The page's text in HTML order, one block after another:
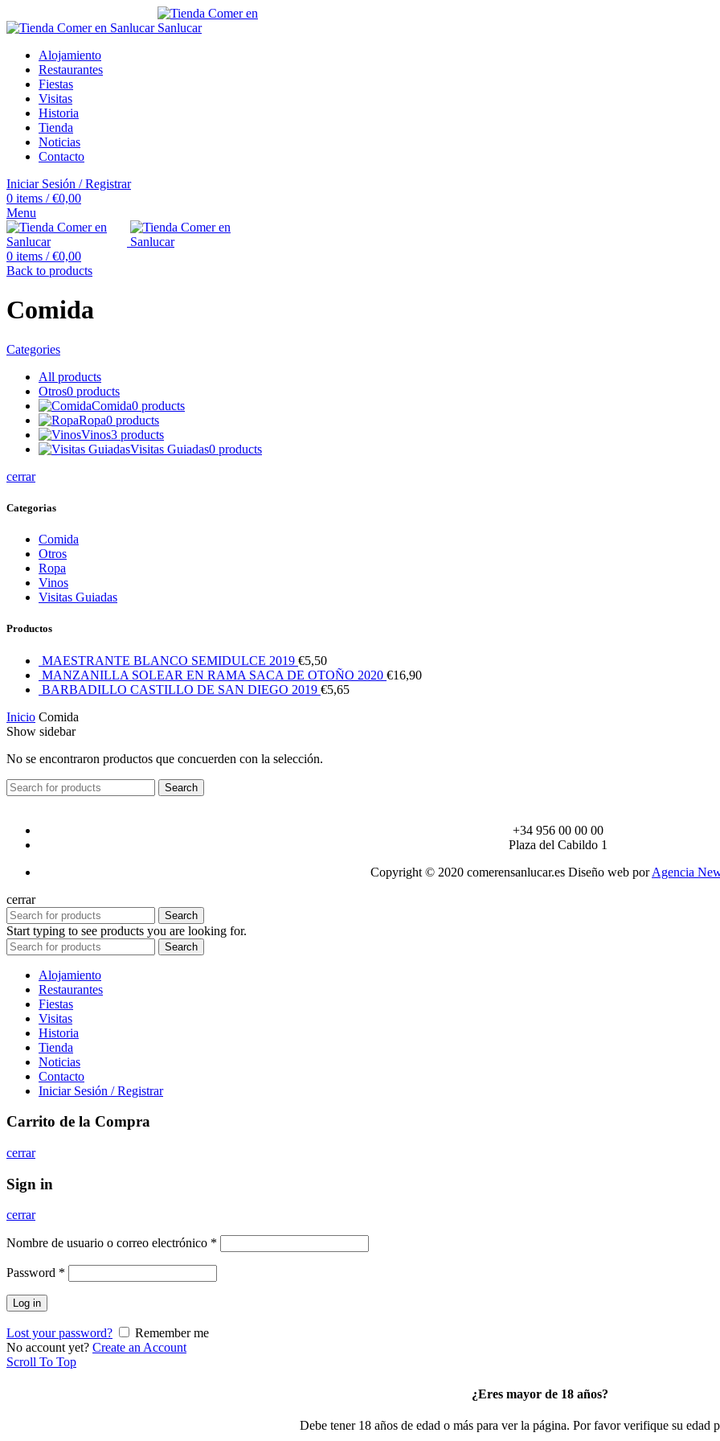
Alojamiento
Restaurantes
Fiestas
Visitas
Historia
Tienda
Noticias
Contacto
Iniciar Sesión / Registrar
0 items / €0,00
Menu
0 items / €0,00
Back to products
Comida
Categories
All products
Otros0 products
Comida0 products
Ropa0 products
Vinos3 products
Visitas Guiadas0 products
cerrar
Categorias
Comida
Otros
Ropa
Vinos
Visitas Guiadas
Productos
MAESTRANTE BLANCO SEMIDULCE 2019 €5,50
MANZANILLA SOLEAR EN RAMA SACA DE OTOÑO 2020 €16,90
BARBADILLO CASTILLO DE SAN DIEGO 2019 €5,65
Inicio Comida
Show sidebar
No se encontraron productos que concuerden con la selección.
Search
+34 956 00 00 00
Plaza del Cabildo 1
Copyright © 2020 comerensanlucar.es Diseño web porAgencia
cerrar
Search
Start typing to see products you are looking for.
Search
Alojamiento
Restaurantes
Fiestas
Visitas
Historia
Tienda
Noticias
Contacto
Iniciar Sesión / Registrar
Carrito de la Compra
cerrar
Sign in
cerrar
Nombre de usuario o correo electrónico *
Password *
Log in
Lost your password?
Remember me
No account yet? Create an Account
Scroll To Top
¿Eres mayor de 18 años?
Debe tener 18 años de edad o más para ver la página. Por favor verifique su edad